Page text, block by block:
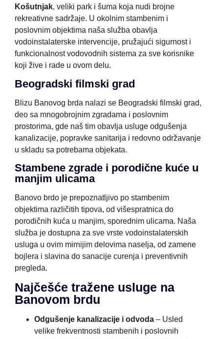
Košutnjak, veliki park i šuma koja nudi brojne
rekreativne sadržaje. U okolnim stambenim i
poslovnim objektima naša služba obavlja
vodoinstalaterske intervencije, pružajući sigurnost i
funkcionalnost vodovodnih sistema za sve korisnike
koji žive i rade u ovom delu.
Beogradski filmski grad
Blizu Banovog brda nalazi se Beogradski filmski grad,
deo sa mnogobrojnim zgradama i poslovnim
prostorima, gde naš tim obavlja usluge odgušenja
kanalizacije, popravke sanitarija i redovno održavanje
u skladu sa potrebama objekata.
Stambene zgrade i porodične kuće u
manjim ulicama
Banovo brdo je prepoznatljivo po stambenim
objektima različitih tipova, od višespratnica do
porodičnih kuća u manjim, sporednim ulicama. Naša
služba je dostupna za sve vrste vodoinstalaterskih
usluga u ovim mirnijim delovima naselja, od zamene
bojlera i slavina do sanacije curenja i preventivnih
pregleda.
Najčešće tražene usluge na
Banovom brdu
Odgušenje kanalizacije i odvoda – Usled
velike frekventnosti stambenih i poslovnih